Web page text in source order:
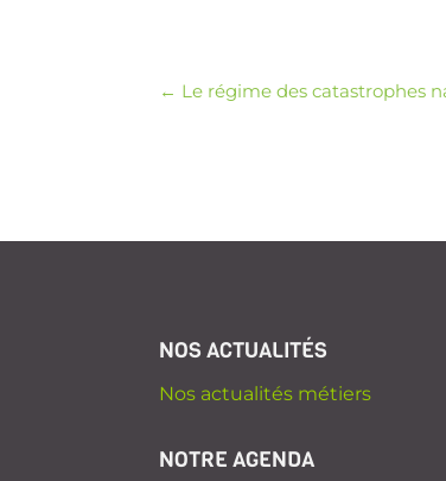
← Le régime des catastrophes
NOS ACTUALITÉS
Nos actualités métiers
NOTRE AGENDA